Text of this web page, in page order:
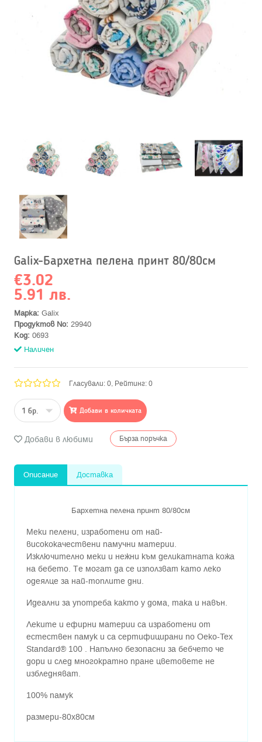
Galix-Бархетна пелена принт 80/80см
€3.02
5.91 лв.
Марка: Galix
Продуктов No: 29940
Код: 0693
Наличен
Гласували: 0, Рейтинг: 0
Добави в количката
Добави в любими Бърза поръчка
Описание Доставка
Бархетна пелена принт 80/80см
Меки пелени, изработени от най-
висококачествени памучни материи.
Изключително меки и нежни към деликатната кожа
на бебето. Те могат да се използват като леко
одеялце за най-топлите дни.
Идеални за употреба както у дома, така и навън.
Леките и ефирни материи са изработени от
естествен памук и са сертифицирани по Oeko-Tex
Standard® 100 . Напълно безопасни за бебчето че
дори и след многократно пране цветовете не
избледняват.
100% памук
размери-80х80см